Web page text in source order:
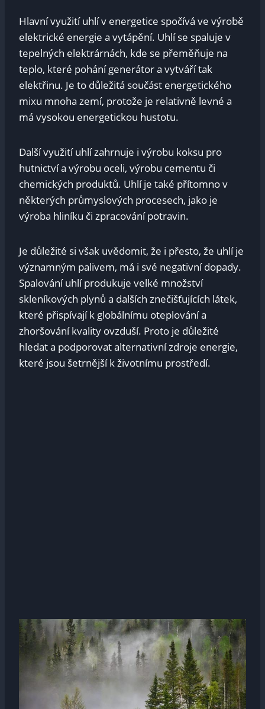
Hlavní využití uhlí v energetice spočívá ve výrobě
elektrické energie a vytápění. Uhlí se spaluje v
tepelných elektrárnách, kde se přeměňuje na
teplo, které pohání generátor a vytváří tak
elektřinu. Je to důležitá součást energetického
mixu mnoha zemí, protože je relativně levné a
má vysokou energetickou hustotu.
Další využití uhlí zahrnuje i výrobu koksu pro
hutnictví a výrobu oceli, výrobu cementu či
chemických produktů. Uhlí je také přítomno v
některých průmyslových procesech, jako je
výroba hliníku či zpracování potravin.
Je důležité si však uvědomit, že i přesto, že uhlí je
významným palivem, má i své negativní dopady.
Spalování uhlí produkuje velké množství
skleníkových plynů a dalších znečišťujících látek,
které přispívají k globálnímu oteplování a
zhoršování kvality ovzduší. Proto je důležité
hledat a podporovat alternativní zdroje energie,
které jsou šetrnější k životnímu prostředí.